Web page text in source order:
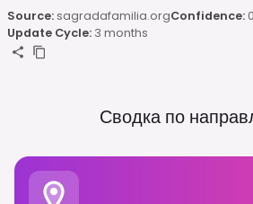
Source:sagradafamilia.orgConfidence:
Update Cycle: 3 months
Сводка по